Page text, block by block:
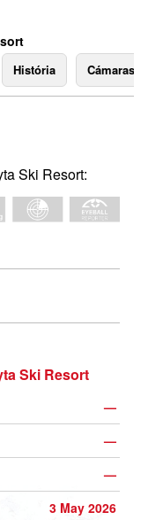
História Cámaras
Ski Resort:
Ski Resort
—
—
—
3 May 2026